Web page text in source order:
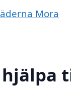
Mora